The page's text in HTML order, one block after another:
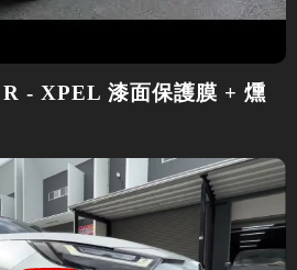
- XPEL 漆面保護膜 + 燻